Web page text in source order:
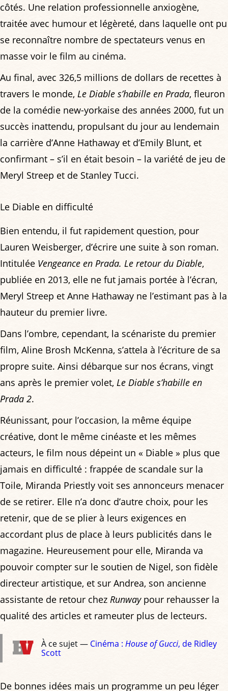
côtés. Une relation professionnelle anxiogène,
traitée avec humour et légèreté, dans laquelle ont pu
se reconnaître nombre de spectateurs venus en
masse voir le film au cinéma.
Au final, avec 326,5 millions de dollars de recettes à
travers le monde, Le Diable s’habille en Prada, fleuron
de la comédie new-yorkaise des années 2000, fut un
succès inattendu, propulsant du jour au lendemain
la carrière d’Anne Hathaway et d’Emily Blunt, et
confirmant – s’il en était besoin – la variété de jeu de
Meryl Streep et de Stanley Tucci.
Le Diable en difficulté
Bien entendu, il fut rapidement question, pour
Lauren Weisberger, d’écrire une suite à son roman.
Intitulée Vengeance en Prada. Le retour du Diable,
publiée en 2013, elle ne fut jamais portée à l’écran,
Meryl Streep et Anne Hathaway ne l’estimant pas à la
hauteur du premier livre.
Dans l’ombre, cependant, la scénariste du premier
film, Aline Brosh McKenna, s’attela à l’écriture de sa
propre suite. Ainsi débarque sur nos écrans, vingt
ans après le premier volet, Le Diable s’habille en
Prada 2.
Réunissant, pour l’occasion, la même équipe
créative, dont le même cinéaste et les mêmes
acteurs, le film nous dépeint un « Diable » plus que
jamais en difficulté : frappée de scandale sur la
Toile, Miranda Priestly voit ses annonceurs menacer
de se retirer. Elle n’a donc d’autre choix, pour les
retenir, que de se plier à leurs exigences en
accordant plus de place à leurs publicités dans le
magazine. Heureusement pour elle, Miranda va
pouvoir compter sur le soutien de Nigel, son fidèle
directeur artistique, et sur Andrea, son ancienne
assistante de retour chez Runwaypour rehausser la
qualité des articles et rameuter plus de lecteurs.
À ce sujet — Cinéma :House of Gucci, de Ridley
Scott
De bonnes idées mais un programme un peu léger